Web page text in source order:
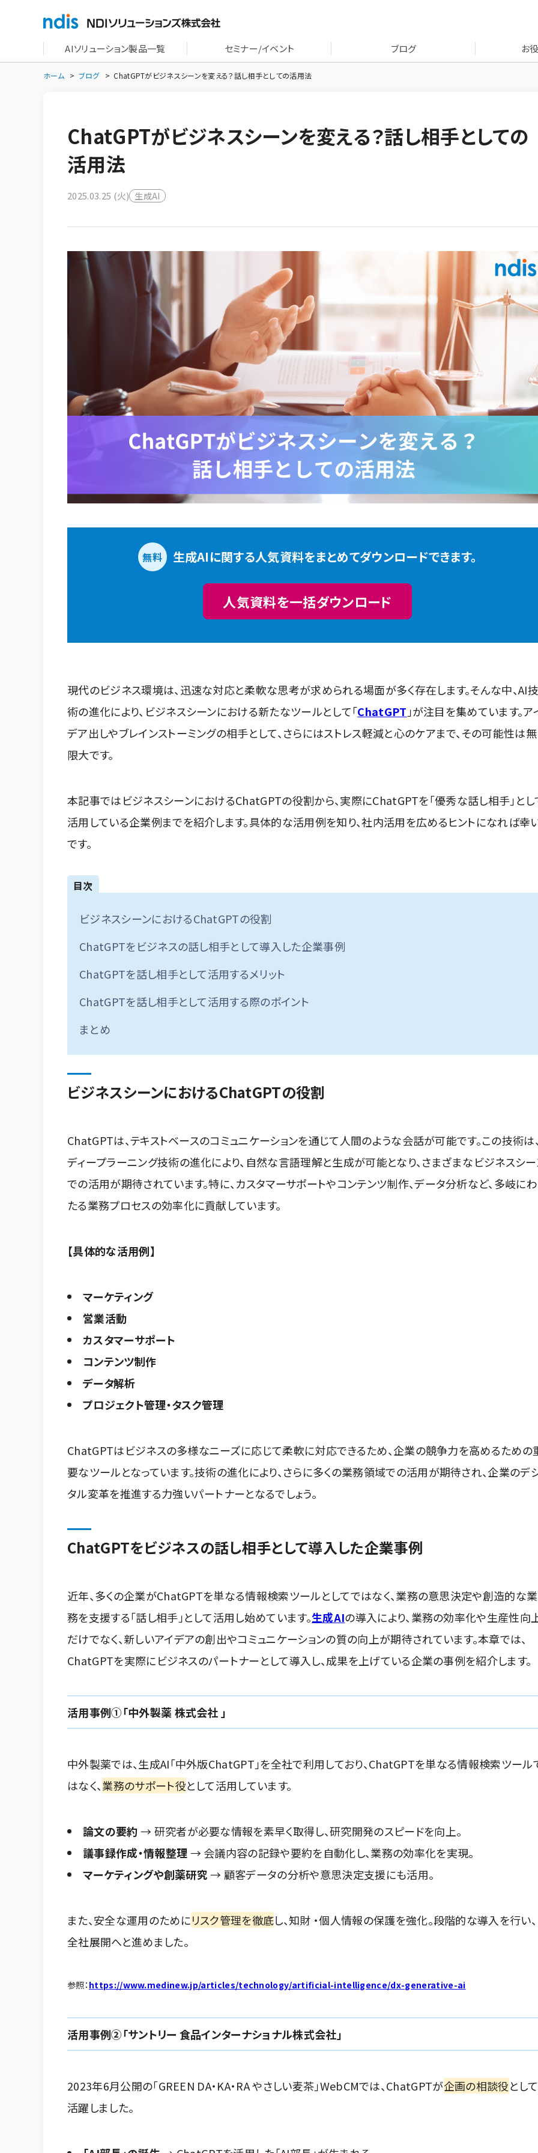
AIソリューション製品一覧 セミナー/イベント ブログ お
ホーム ブログ ChatGPTがビジネスシーンを変える？話し相手としての活用法
ChatGPTがビジネスシーンを変える？話し相手としての
活用法
2025.03.25 (火) 生成AI
無料 生成AIに関する人気資料をまとめてダウンロードできます。
人気資料を一括ダウンロード
現代のビジネス環境は、迅速な対応と柔軟な思考が求められる場面が多く存在します。そんな中、AI
術の進化により、ビジネスシーンにおける新たなツールとして「ChatGPT 」が注目を集めています。ア
デア出しやブレインストーミングの相手として、さらにはストレス軽減と心のケアまで、その可能性は無
限大です。
本記事ではビジネスシーンにおけるChatGPTの役割から、実際にChatGPTを「優秀な話し相手」とし
活用している企業例までを紹介します。具体的な活用例を知り、社内活用を広めるヒントになれば幸
です。
目次
ビジネスシーンにおけるChatGPTの役割
ChatGPTをビジネスの話し相手として導入した企業事例
ChatGPTを話し相手として活用するメリット
ChatGPTを話し相手として活用する際のポイント
まとめ
ビジネスシーンにおけるChatGPTの役割
ChatGPTは、テキストベースのコミュニケーションを通じて人間のような会話が可能です。この技術は
ディープラーニング技術の進化により、自然な言語理解と生成が可能となり、さまざまなビジネスシ
での活用が期待されています。特に、カスタマーサポートやコンテンツ制作、データ分析など、多岐にわ
たる業務プロセスの効率化に貢献しています。
【具体的な活用例】
マーケティング
営業活動
カスタマーサポート
コンテンツ制作
データ解析
プロジェクト管理・タスク管理
ChatGPTはビジネスの多様なニーズに応じて柔軟に対応できるため、企業の競争力を高めるための
要なツールとなっています。技術の進化により、さらに多くの業務領域での活用が期待され、企業のデ
タル変革を推進する力強いパートナーとなるでしょう。
ChatGPTをビジネスの話し相手として導入した企業事例
近年、多くの企業がChatGPTを単なる情報検索ツールとしてではなく、業務の意思決定や創造的な業
務を支援する「話し相手」として活用し始めています。生成AIの導入により、業務の効率化や生産性向
だけでなく、新しいアイデアの創出やコミュニケーションの質の向上が期待されています。本章では、
ChatGPTを実際にビジネスのパートナーとして導入し、成果を上げている企業の事例を紹介します。
活用事例①「中外製薬 株式会社 」
中外製薬では、生成AI「中外版ChatGPT」を全社で利用しており、ChatGPTを単なる情報検索ツール
はなく、業務のサポート役として活用しています。
論文の要約→ 研究者が必要な情報を素早く取得し、研究開発のスピードを向上。
議事録作成・情報整理 → 会議内容の記録や要約を自動化し、業務の効率化を実現。
マーケティングや創薬研究→ 顧客データの分析や意思決定支援にも活用。
また、安全な運用のためにリスク管理を徹底し、知財 ・個人情報の保護を強化。段階的な導入を行い、
全社展開へと進めました。
参照： https://www.medinew.jp/articles/technology/artificial-intelligence/dx-generative-ai
活用事例②「サントリー 食品インターナショナル株式会社」
2023年6月公開の「GREEN DA・KA・RA やさしい麦茶」WebCMでは、ChatGPTが企画の相談役として
活躍しました。